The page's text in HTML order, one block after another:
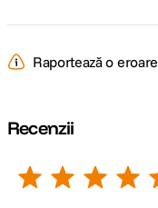
Raportează o eroare
Recenzii